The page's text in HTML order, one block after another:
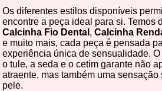
Os diferentes estilos disponíveis
encontre a peça ideal para si. Temos
Calcinha Fio Dental , Calcinha
e muito mais, cada peça é pensada
experiência única de sensualidade.
o tule, a seda e o cetim garante não
atraente, mas também uma
pele.